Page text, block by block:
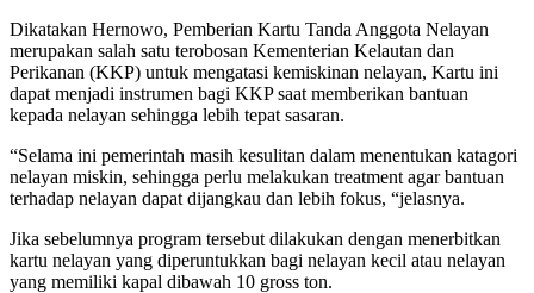
Dikatakan Hernowo, Pemberian Kartu Tanda Anggota Nelayan
merupakan salah satu terobosan Kementerian Kelautan dan
Perikanan (KKP) untuk mengatasi kemiskinan nelayan, Kartu ini
dapat menjadi instrumen bagi KKP saat memberikan bantuan
kepada nelayan sehingga lebih tepat sasaran.
“Selama ini pemerintah masih kesulitan dalam menentukan katagori
nelayan miskin, sehingga perlu melakukan treatment agar bantuan
terhadap nelayan dapat dijangkau dan lebih fokus, “jelasnya.
Jika sebelumnya program tersebut dilakukan dengan menerbitkan
kartu nelayan yang diperuntukkan bagi nelayan kecil atau nelayan
yang memiliki kapal dibawah 10 gross ton.